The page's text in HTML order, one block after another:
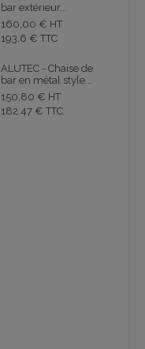
bar extérieur...
160,00 € HT
193.6 € TTC
ALUTEC - Chaise de
bar en métal style...
150,80 € HT
182.47 € TTC